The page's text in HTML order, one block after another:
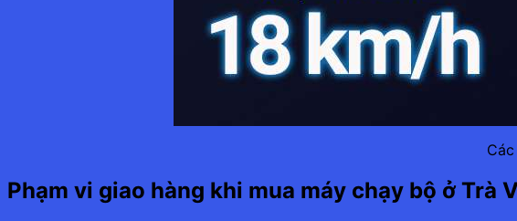
Phạm vi giao hàng khi mua máy chạy bộ ở Trà